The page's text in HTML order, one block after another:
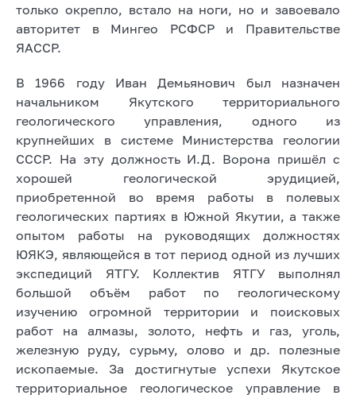
только окрепло, встало на ноги, но и завоевало
авторитет в Мингео РСФСР и Правительстве
ЯАССР.
В 1966 году Иван Демьянович был назначен
начальником Якутского территориального
геологического управления, одного из
крупнейших в системе Министерства геологии
СССР. На эту должность И.Д. Ворона пришёл с
хорошей геологической эрудицией,
приобретенной во время работы в полевых
геологических партиях в Южной Якутии, а также
опытом работы на руководящих должностях
ЮЯКЭ, являющейся в тот период одной из лучших
экспедиций ЯТГУ. Коллектив ЯТГУ выполнял
большой объём работ по геологическому
изучению огромной территории и поисковых
работ на алмазы, золото, нефть и газ, уголь,
железную руду, сурьму, олово и др. полезные
ископаемые. За достигнутые успехи Якутское
территориальное геологическое управление в